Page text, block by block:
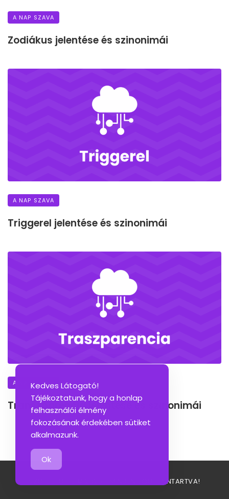
A NAP SZAVA
Zodiákus jelentése és szinonimái
A NAP SZAVA
Triggerel jelentése és szinonimái
A NAP SZAVA
Transzparencia jelentése és szinonimái
SZOFELHO.HU © 2026 - MINDEN JOG FENNTARTVA!
Kedves Látogató!
Tájékoztatunk, hogy a honlap
felhasználói élmény
fokozásának érdekében sütiket
alkalmazunk.
Ok